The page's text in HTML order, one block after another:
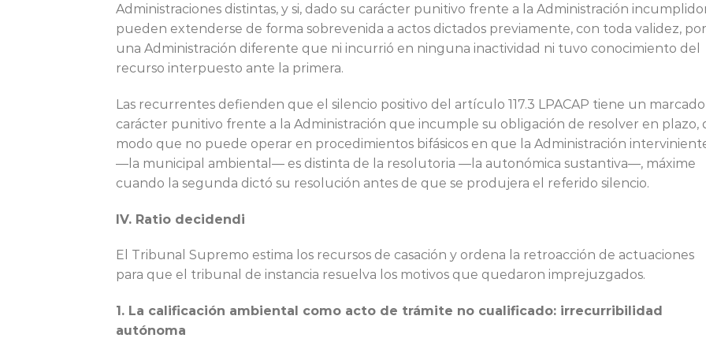
Administraciones distintas, y si, dado su carácter punitivo frente a la Administración
pueden extenderse de forma sobrevenida a actos dictados previamente, con toda validez, por
una Administración diferente que ni incurrió en ninguna inactividad ni tuvo conocimiento del
recurso interpuesto ante la primera.
Las recurrentes defienden que el silencio positivo del artículo 117.3 LPACAP tiene un marcado
carácter punitivo frente a la Administración que incumple su obligación de resolver en plazo,
modo que no puede operar en procedimientos bifásicos en que la Administración
—la municipal ambiental— es distinta de la resolutoria —la autonómica sustantiva—, máxime
cuando la segunda dictó su resolución antes de que se produjera el referido silencio.
IV. Ratio decidendi
El Tribunal Supremo estima los recursos de casación y ordena la retroacción de actuaciones
para que el tribunal de instancia resuelva los motivos que quedaron imprejuzgados.
1. La calificación ambiental como acto de trámite no cualificado: irrecurribilidad
autónoma